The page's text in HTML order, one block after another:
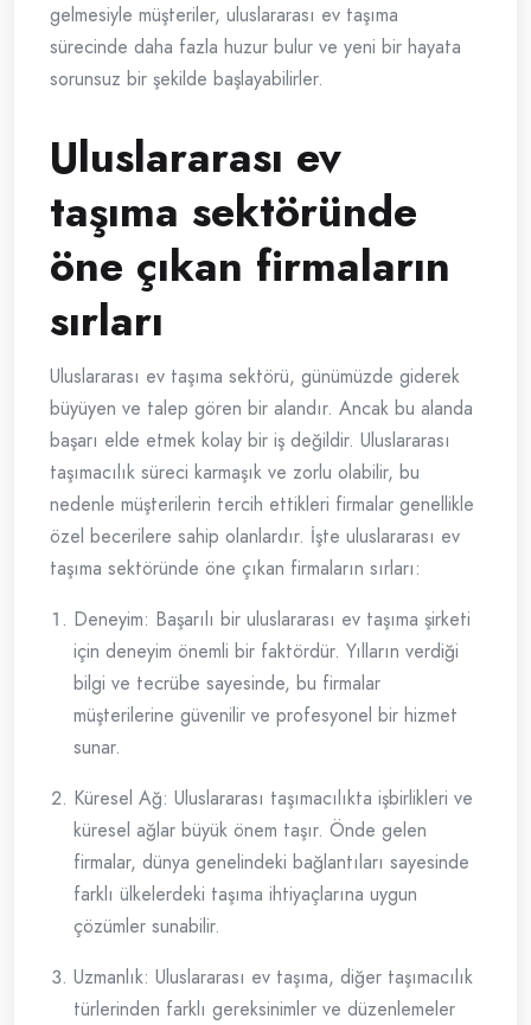
gelmesiyle müşteriler, uluslararası ev taşıma
sürecinde daha fazla huzur bulur ve yeni bir hayata
sorunsuz bir şekilde başlayabilirler.
Uluslararası ev
taşıma sektöründe
öne çıkan firmaların
sırları
Uluslararası ev taşıma sektörü, günümüzde giderek
büyüyen ve talep gören bir alandır. Ancak bu alanda
başarı elde etmek kolay bir iş değildir. Uluslararası
taşımacılık süreci karmaşık ve zorlu olabilir, bu
nedenle müşterilerin tercih ettikleri firmalar genellikle
özel becerilere sahip olanlardır. İşte uluslararası ev
taşıma sektöründe öne çıkan firmaların sırları:
Deneyim: Başarılı bir uluslararası ev taşıma şirketi
için deneyim önemli bir faktördür. Yılların verdiği
bilgi ve tecrübe sayesinde, bu firmalar
müşterilerine güvenilir ve profesyonel bir hizmet
sunar.
Küresel Ağ: Uluslararası taşımacılıkta işbirlikleri ve
küresel ağlar büyük önem taşır. Önde gelen
firmalar, dünya genelindeki bağlantıları sayesinde
farklı ülkelerdeki taşıma ihtiyaçlarına uygun
çözümler sunabilir.
Uzmanlık: Uluslararası ev taşıma, diğer taşımacılık
türlerinden farklı gereksinimler ve düzenlemeler